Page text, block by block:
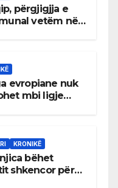
përgjigjja e
vetëm në
evropiane nuk
mbi ligje
KRONIKË
bëhet
shkencor për